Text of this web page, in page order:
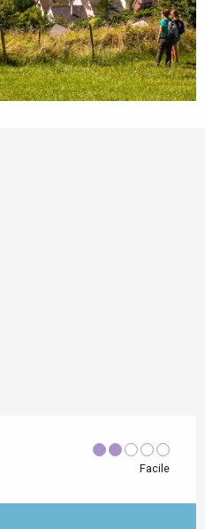
Facile